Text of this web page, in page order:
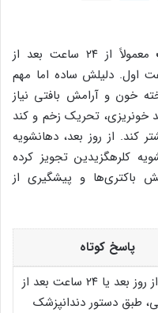
معمولاً از ۲۴ ساعت بعد از
اول. دلیلش ساده اما مهم
خون و آرامش بافتی نیاز
تحریک زخم و کند
کند. از روز بعد، دهانشویه
کلرهگزیدین تجویز کرده
باکتری‌ها و پیشگیری از
پاسخ کوتاه
معمولاً از روز بعد یا ۲۴ ساعت بعد از
طبق دستور دندانپزشک